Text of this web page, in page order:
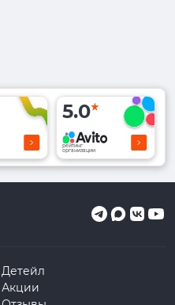
5.0
рейтинг
организации
Детейл
Акции